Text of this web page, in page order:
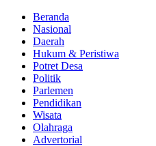
Beranda
Nasional
Daerah
Hukum & Peristiwa
Potret Desa
Politik
Parlemen
Pendidikan
Wisata
Olahraga
Advertorial